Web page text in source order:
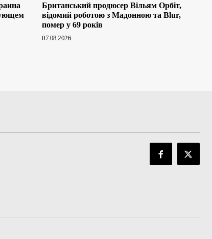
Британський продюсер Вільям Орбіт,
відомий роботою з Мадонною та Blur,
помер у 69 років
07.08.2026